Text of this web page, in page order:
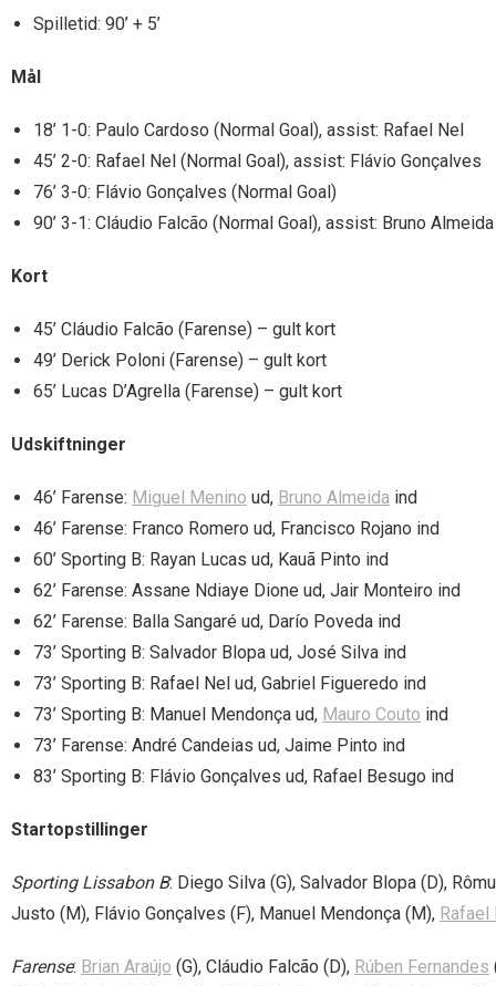
Spilletid: 90’ + 5’
Mål
18’ 1-0: Paulo Cardoso (Normal Goal), assist: Rafael Nel
45’ 2-0: Rafael Nel (Normal Goal), assist: Flávio Gonçalves
76’ 3-0: Flávio Gonçalves (Normal Goal)
90’ 3-1: Cláudio Falcão (Normal Goal), assist: Bruno Almeida
Kort
45’ Cláudio Falcão (Farense) – gult kort
49’ Derick Poloni (Farense) – gult kort
65’ Lucas D’Agrella (Farense) – gult kort
Udskiftninger
46’ Farense: Miguel Menino ud, Bruno Almeida ind
46’ Farense: Franco Romero ud, Francisco Rojano ind
60’ Sporting B: Rayan Lucas ud, Kauã Pinto ind
62’ Farense: Assane Ndiaye Dione ud, Jair Monteiro ind
62’ Farense: Balla Sangaré ud, Darío Poveda ind
73’ Sporting B: Salvador Blopa ud, José Silva ind
73’ Sporting B: Rafael Nel ud, Gabriel Figueredo ind
73’ Sporting B: Manuel Mendonça ud, Mauro Couto ind
73’ Farense: André Candeias ud, Jaime Pinto ind
83’ Sporting B: Flávio Gonçalves ud, Rafael Besugo ind
Startopstillinger
Sporting Lissabon B: Diego Silva (G), Salvador Blopa (D),
Justo (M), Flávio Gonçalves (F), Manuel Mendonça (M), Rafael
Farense: Brian Araújo (G), Cláudio Falcão (D), Rúben Fernandes